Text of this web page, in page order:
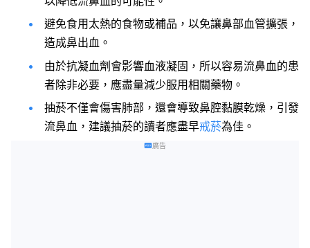
避免食用太熱的食物或補品，以免讓鼻部血管擴張，
造成鼻出血。
由於抗凝血劑會影響血液凝固，所以容易流鼻血的患
者除非必要，應盡量減少服用相關藥物。
抽菸不僅會傷害肺部，還會導致鼻腔黏膜乾燥，引發
流鼻血，建議抽菸的讀者應盡早戒菸為佳。
廣告